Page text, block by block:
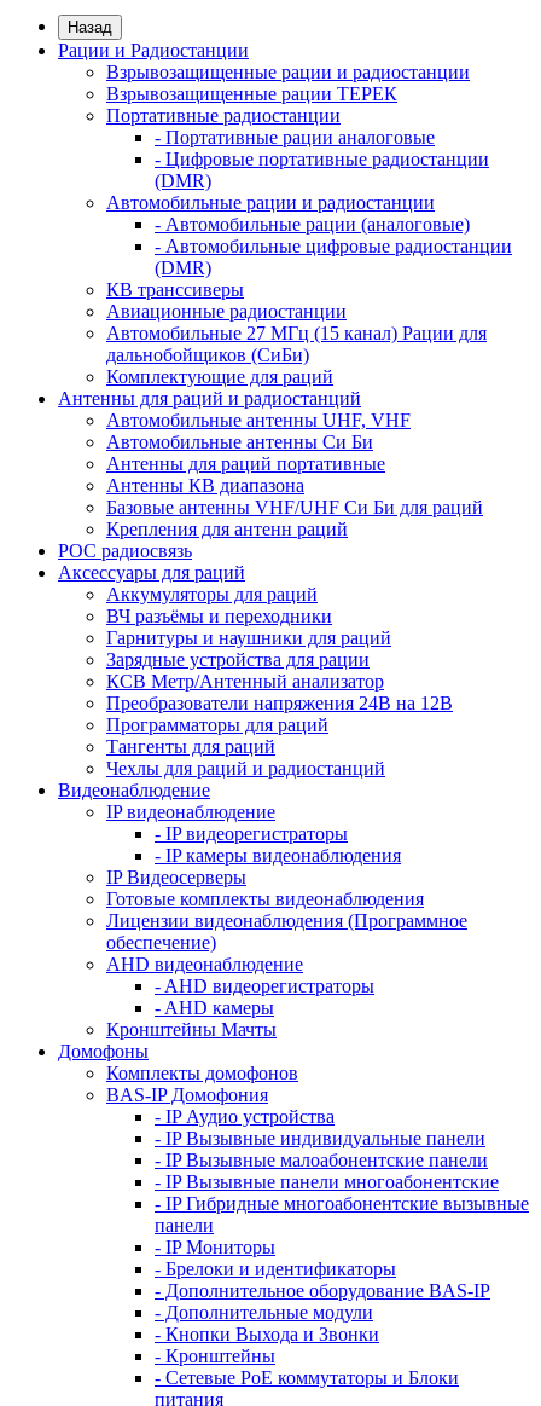
Назад
Рации и Радиостанции
Взрывозащищенные рации и радиостанции
Взрывозащищенные рации ТЕРЕК
Портативные радиостанции
- Портативные рации аналоговые
- Цифровые портативные радиостанции
(DMR)
Автомобильные рации и радиостанции
- Автомобильные рации (аналоговые)
- Автомобильные цифровые радиостанции
(DMR)
КВ транссиверы
Авиационные радиостанции
Автомобильные 27 МГц (15 канал) Рации для
дальнобойщиков (СиБи)
Комплектующие для раций
Антенны для раций и радиостанций
Автомобильные антенны UHF, VHF
Автомобильные антенны Си Би
Антенны для раций портативные
Антенны КВ диапазона
Базовые антенны VHF/UHF Си Би для раций
Крепления для антенн раций
POC радиосвязь
Аксессуары для раций
Аккумуляторы для раций
ВЧ разъёмы и переходники
Гарнитуры и наушники для раций
Зарядные устройства для рации
КСВ Метр/Антенный анализатор
Преобразователи напряжения 24В на 12В
Программаторы для раций
Тангенты для раций
Чехлы для раций и радиостанций
Видеонаблюдение
IP видеонаблюдение
- IP видеорегистраторы
- IP камеры видеонаблюдения
IP Видеосерверы
Готовые комплекты видеонаблюдения
Лицензии видеонаблюдения (Программное
обеспечение)
AHD видеонаблюдение
- AHD видеорегистраторы
- AHD камеры
Кронштейны Мачты
Домофоны
Комплекты домофонов
BAS-IP Домофония
- IP Аудио устройства
- IP Вызывные индивидуальные панели
- IP Вызывные малоабонентские панели
- IP Вызывные панели многоабонентские
- IP Гибридные многоабонентские вызывные
панели
- IP Мониторы
- Брелоки и идентификаторы
- Дополнительное оборудование BAS-IP
- Дополнительные модули
- Кнопки Выхода и Звонки
- Кронштейны
- Сетевые PoE коммутаторы и Блоки
питания